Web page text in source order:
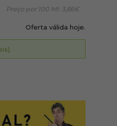
Preço por 100 Ml: 3,86€
Oferta válida hoje.